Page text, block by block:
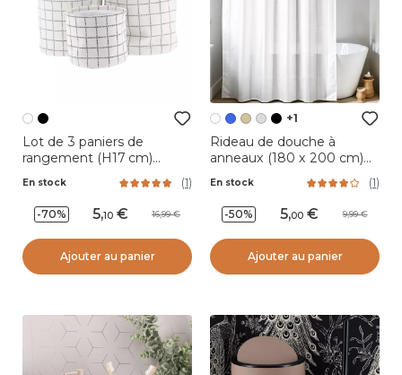
Lot de 3 paniers de
rangement (H17 cm)
En stock (1)
-70% 5,10 16,99
Ajouter au panier
+1
Rideau de douche à
anneaux (180 x 200 cm)
En stock (1)
-50% 5,00 9,99
Ajouter au panier